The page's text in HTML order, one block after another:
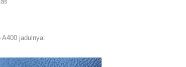
jadulnya: